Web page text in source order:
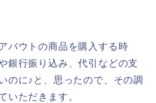
バウトの商品を購入する時
銀行振り込み、代引などの支
のに♪と、思ったので、その調
いただきます。